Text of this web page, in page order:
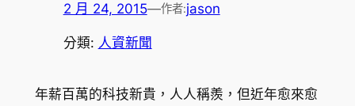
2 月 24, 2015—作者:jason
分類: 人資新聞
年薪百萬的科技新貴，人人稱羨，但近年愈來愈